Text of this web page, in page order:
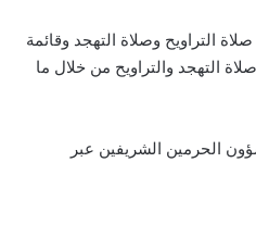
التراويح وصلاة التهجد وقائمة
التهجد والتراويح من خلال ما
الحرمين الشريفين عبر